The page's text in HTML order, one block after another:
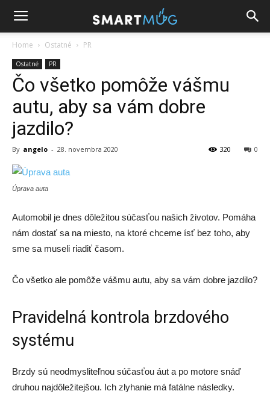
Home Ostatné PR
Ostatné PR
Čo všetko pomôže vášmu
autu, aby sa vám dobre
jazdilo?
By angelo - 28. novembra 2020 0
320
Úprava auta
Automobil je dnes dôležitou súčasťou našich životov. Pomáha
nám dostať sa na miesto, na ktoré chceme ísť bez toho, aby
sme sa museli riadiť časom.
Čo všetko ale pomôže vášmu autu, aby sa vám dobre jazdilo?
Pravidelná kontrola brzdového
systému
Brzdy sú neodmysliteľnou súčasťou áut a po motore snáď
druhou najdôležitejšou. Ich zlyhanie má fatálne následky.